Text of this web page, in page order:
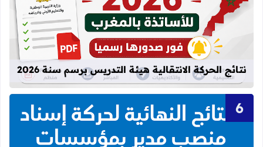
قراءة المزيد عن نتائج الحركة
نتائج الحركة الانتقالية هيئة التدريس برسم سنة 2026